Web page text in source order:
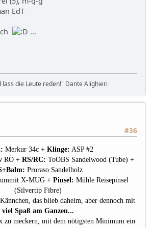
EdT
...
lass die Leute reden!" Dante Alighieri
#36
Merkur 34c + Klinge: ASP #2
RÖ + RS/RC: ToOBS Sandelwood (Tube) +
Proraso Sandelholz
X-MUG + Pinsel: Mühle Reisepinsel
(Silvertip Fibre)
das blieb daheim, aber dennoch mit
viel Spaß am Ganzen...
zu meckern, mit dem nötigsten Minimum ein